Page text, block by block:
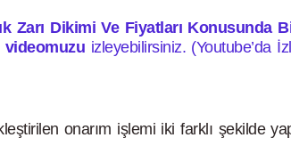
Zarı Dikimi Ve Fiyatları Konusunda
izleyebilirsiniz. (Youtube’da
onarım işlemi iki farklı şekilde